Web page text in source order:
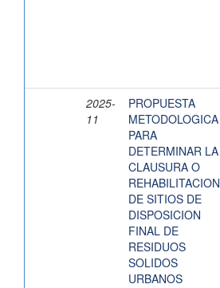
2025-
11
PROPUESTA
METODOLOGICA
PARA
DETERMINAR LA
CLAUSURA O
REHABILITACION
DE SITIOS DE
DISPOSICION
FINAL DE
RESIDUOS
SOLIDOS
URBANOS